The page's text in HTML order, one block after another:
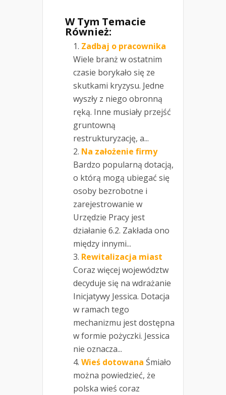
W Tym Temacie
Również:
Zadbaj o pracownika
Wiele branż w ostatnim
czasie borykało się ze
skutkami kryzysu. Jedne
wyszły z niego obronną
ręką. Inne musiały przejść
gruntowną
restrukturyzację, a...
Na założenie firmy
Bardzo popularną dotacją,
o którą mogą ubiegać się
osoby bezrobotne i
zarejestrowanie w
Urzędzie Pracy jest
działanie 6.2. Zakłada ono
między innymi...
Rewitalizacja miast
Coraz więcej województw
decyduje się na wdrażanie
Inicjatywy Jessica. Dotacja
w ramach tego
mechanizmu jest dostępna
w formie pożyczki. Jessica
nie oznacza...
Wieś dotowana Śmiało
można powiedzieć, że
polska wieś coraz